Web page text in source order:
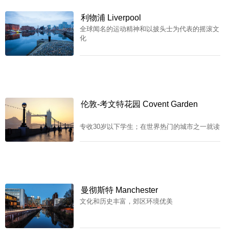
利物浦 Liverpool
全球闻名的运动精神和以披头士为代表的摇滚文
化
伦敦-考文特花园 Covent Garden
专收30岁以下学生；在世界热门的城市之一就读
曼彻斯特 Manchester
文化和历史丰富，郊区环境优美